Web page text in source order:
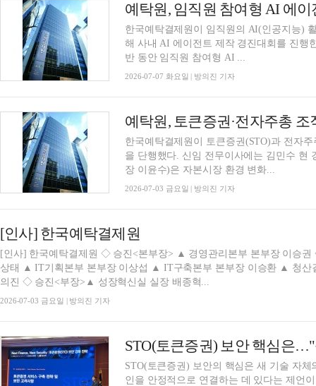
예탁원, 임직원 참여형 AI 에
한국예탁결제원이 임직원의 AI(인공지능)
해 사내 AI 에이전트 제작 경진대회를 진행
반 동안 임직원 참여형 AI ...
2026-07-07 화요일 | 방의진 기자
한국예탁결제원이 토큰증권(STO)과 전자
을 단행했다. 신임 전무이사에는 김민수 현
장 이윤수)은 자본시장 환경 변화...
2026-07-03 금요일 | 방의진 기자
[인사] 한국예탁결제원
[인사] 한국예탁결제원 ◇ 승진<본부장> ▲ 경영관리본부 본부장 이승권 ◇ 업무분장<본부장> ▲ 전략기획본부 본부장 백
상태 ▲ IT기획본부 본부장 이상섭 ▲ IT구축본부 본부장 이승환 ▲ 청산결제본부 본부장 최항진 ▲ 글로벌본부 본부장 권
의진 ◇ 승진<부장>▲ 성장혁신실 실장 배종혁...
2026-07-03 금요일 | 방의진 기자
STO(토큰증권) 보안의 핵심은 새 기술 자
인을 안정적으로 연결하는 데 있다는 제언